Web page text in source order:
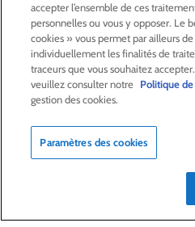
LA RSECHEZ LAGARDÈRE
LA FONDATIONJEAN‑LUC
CENTRE PRESSE
NOUS REJOINDRE
accepter l’ensemble de ces
personnelles ou vous y opposer. Le
cookies » vous permet par ailleurs
individuellement les finalités de
traceurs que vous souhaitez
veuillez consulter notre Politique
gestion des cookies.
Paramètres des cookies